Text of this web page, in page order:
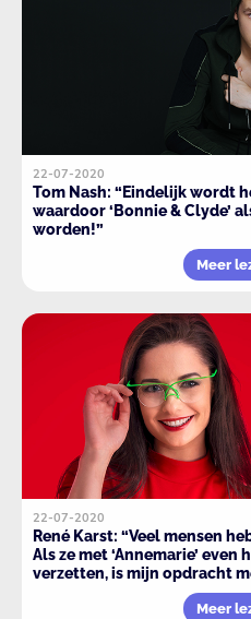
22-07-2020
Tom Nash: “Eindelijk wordt
waardoor ‘Bonnie & Clyde’
worden!”
Meer
22-07-2020
René Karst: “Veel mensen
Als ze met ‘Annemarie’ even
verzetten, is mijn opdracht
Meer